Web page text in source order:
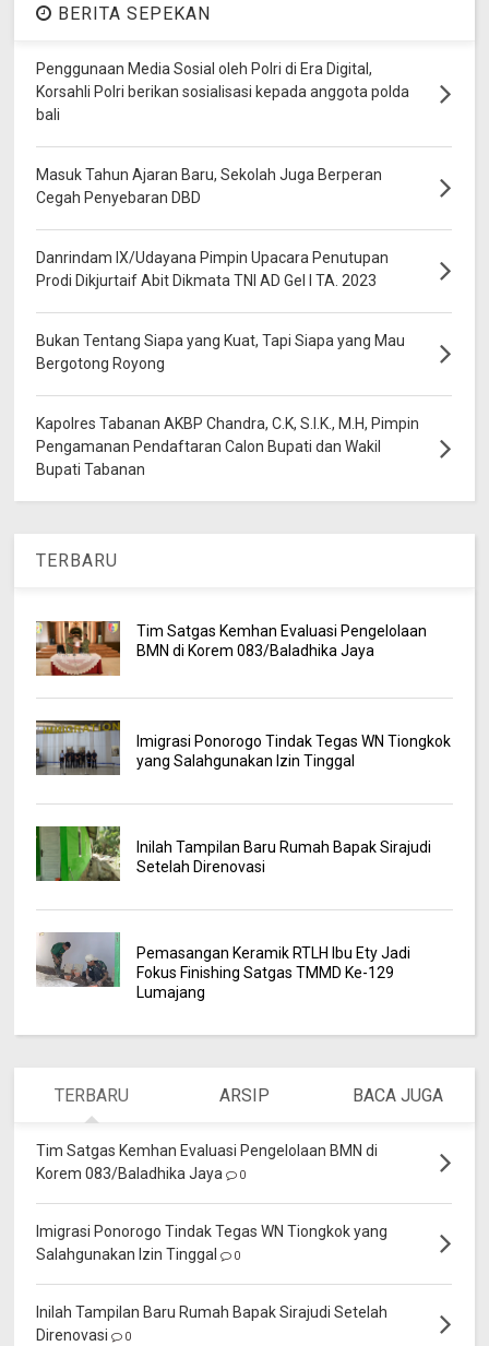
BERITA SEPEKAN
Penggunaan Media Sosial oleh Polri di Era Digital,
Korsahli Polri berikan sosialisasi kepada anggota polda
bali
Masuk Tahun Ajaran Baru, Sekolah Juga Berperan
Cegah Penyebaran DBD
Danrindam IX/Udayana Pimpin Upacara Penutupan
Prodi Dikjurtaif Abit Dikmata TNI AD Gel I TA. 2023
Bukan Tentang Siapa yang Kuat, Tapi Siapa yang Mau
Bergotong Royong
Kapolres Tabanan AKBP Chandra, C.K, S.I.K., M.H, Pimpin
Pengamanan Pendaftaran Calon Bupati dan Wakil
Bupati Tabanan
TERBARU
Tim Satgas Kemhan Evaluasi Pengelolaan
BMN di Korem 083/Baladhika Jaya
Imigrasi Ponorogo Tindak Tegas WN Tiongkok
yang Salahgunakan Izin Tinggal
Inilah Tampilan Baru Rumah Bapak Sirajudi
Setelah Direnovasi
Pemasangan Keramik RTLH Ibu Ety Jadi
Fokus Finishing Satgas TMMD Ke-129
Lumajang
TERBARU ARSIP BACA JUGA
Tim Satgas Kemhan Evaluasi Pengelolaan BMN di
Korem 083/Baladhika Jaya
0
Imigrasi Ponorogo Tindak Tegas WN Tiongkok yang
Salahgunakan Izin Tinggal
0
Inilah Tampilan Baru Rumah Bapak Sirajudi Setelah
Direnovasi
0